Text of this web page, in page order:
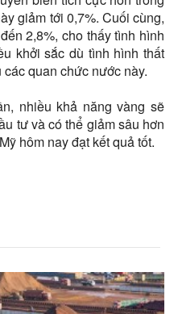
giảm tới 0,7%. Cuối cùng,
2,8%, cho thấy tình hình
khởi sắc dù tình hình thất
quan chức nước này.
nhiều khả năng vàng sẽ
tư và có thể giảm sâu hơn
hôm nay đạt kết quả tốt.